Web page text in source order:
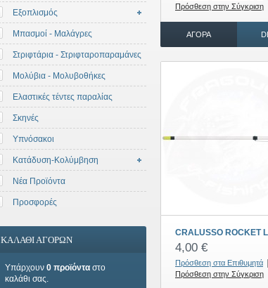
Πρόσθεση στην Σύγκριση
ΑΓΟΡΆ
CRALUSSO ROCKET
4,00 €
Πρόσθεση στα Επιθυμητά
Πρόσθεση στην Σύγκριση
Εξοπλισμός
Μπασμοί - Μαλάγρες
Στριφτάρια - Στριφταροπαραμάνες
Μολύβια - Μολυβοθήκες
Ελαστικές τέντες παραλίας
Σκηνές
Υπνόσακοι
Κατάδυση-Κολύμβηση
Νέα Προϊόντα
Προσφορές
ΚΑΛΑΘΙ ΑΓΟΡΩΝ
Υπάρχουν 0 προϊόντα στο
καλάθι σας.